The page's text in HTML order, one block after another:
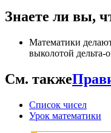
Знаете ли вы,
Математики
выколотой дельта-
См. также
Список чисел
Урок математики